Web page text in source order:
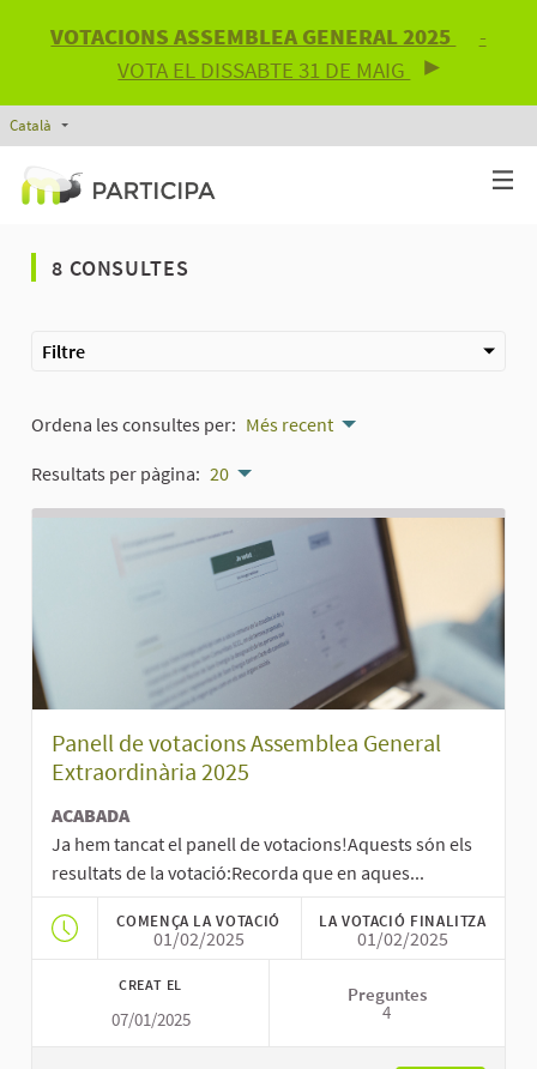
VOTACIONS ASSEMBLEA GENERAL 2025
-
VOTA EL DISSABTE 31 DE MAIG
Català Triar la llengua
8 CONSULTES
Filtre
Ordena les consultes per: Més recent
Resultats per pàgina: 20
Panell de votacions Assemblea General
Extraordinària 2025
ACABADA
Ja hem tancat el panell de votacions!Aquests són els
resultats de la votació:Recorda que en aques...
COMENÇA LA VOTACIÓ
01/02/2025
LA VOTACIÓ FINALITZA
01/02/2025
CREAT EL
07/01/2025
Preguntes
4